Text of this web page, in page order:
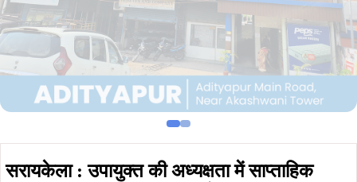
सरायकेला : उपायुक्त की अध्यक्षता में साप्ताहिक